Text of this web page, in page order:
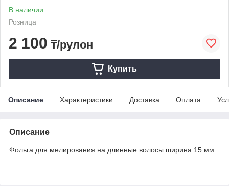
В наличии
Розница
2 100 ₸/рулон
Купить
Описание Характеристики Доставка Оплата
Описание
Фольга для мелирования на длинные волосы ширина 15 мм.